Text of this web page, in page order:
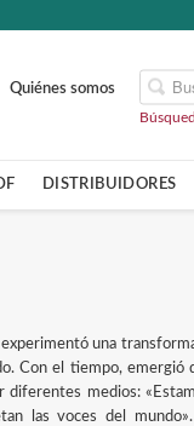
Quiénes somos
DISTRIBUIDORES
una
Con el tiempo,
diferentes medios:
las voces del